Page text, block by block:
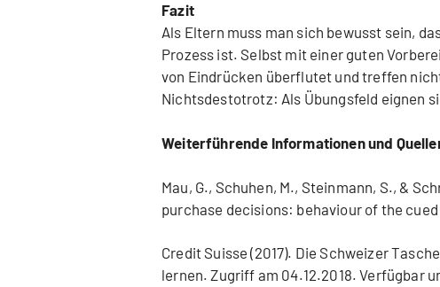
Fazit
Als Eltern muss man sich bewusst sein,
Prozess ist. Selbst mit einer guten
von Eindrücken überflutet und treffen
Nichtsdestotrotz: Als Übungsfeld eignen
Weiterführende Informationen und
Mau, G., Schuhen, M., Steinmann, S., &
purchase decisions: behaviour of the cued
Credit Suisse (2017). Die Schweizer
lernen. Zugriff am 04.12.2018. Verfügbar